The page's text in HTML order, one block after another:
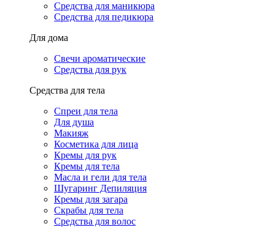
Средства для маникюра
Средства для педикюра
Для дома
Свечи ароматические
Средства для рук
Средства для тела
Спреи для тела
Для душа
Макияж
Косметика для лица
Кремы для рук
Кремы для тела
Масла и гели для тела
Шугаринг Депиляция
Кремы для загара
Скрабы для тела
Средства для волос